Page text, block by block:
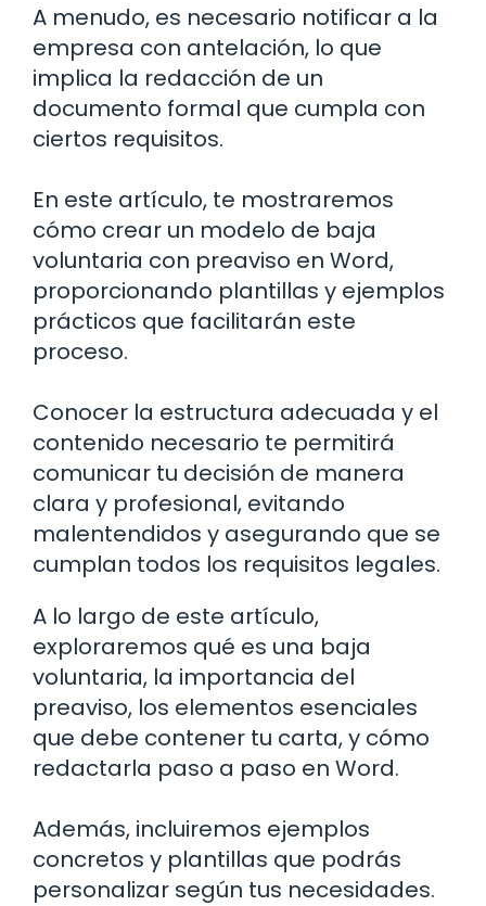
A menudo, es necesario notificar a la
empresa con antelación, lo que
implica la redacción de un
documento formal que cumpla con
ciertos requisitos.
En este artículo, te mostraremos
cómo crear un modelo de baja
voluntaria con preaviso en Word,
proporcionando plantillas y ejemplos
prácticos que facilitarán este
proceso.
Conocer la estructura adecuada y el
contenido necesario te permitirá
comunicar tu decisión de manera
clara y profesional, evitando
malentendidos y asegurando que se
cumplan todos los requisitos legales.
A lo largo de este artículo,
exploraremos qué es una baja
voluntaria, la importancia del
preaviso, los elementos esenciales
que debe contener tu carta, y cómo
redactarla paso a paso en Word.
Además, incluiremos ejemplos
concretos y plantillas que podrás
personalizar según tus necesidades.